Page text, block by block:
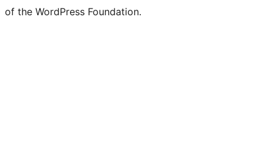
of the WordPress Foundation.